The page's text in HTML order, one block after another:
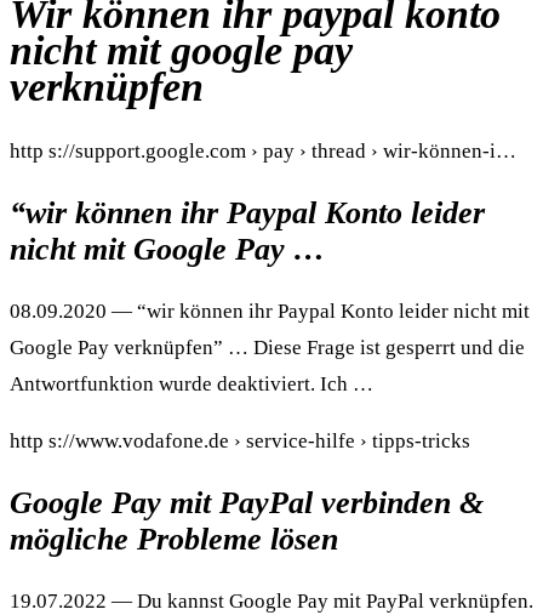
Wir können ihr paypal konto
nicht mit google pay
verknüpfen
http s://support.google.com › pay › thread › wir-können-i…
“wir können ihr Paypal Konto leider
nicht mit Google Pay …
08.09.2020 — “wir können ihr Paypal Konto leider nicht mit
Google Pay verknüpfen” … Diese Frage ist gesperrt und die
Antwortfunktion wurde deaktiviert. Ich …
http s://www.vodafone.de › service-hilfe › tipps-tricks
Google Pay mit PayPal verbinden &
mögliche Probleme lösen
19.07.2022 — Du kannst Google Pay mit PayPal verknüpfen.